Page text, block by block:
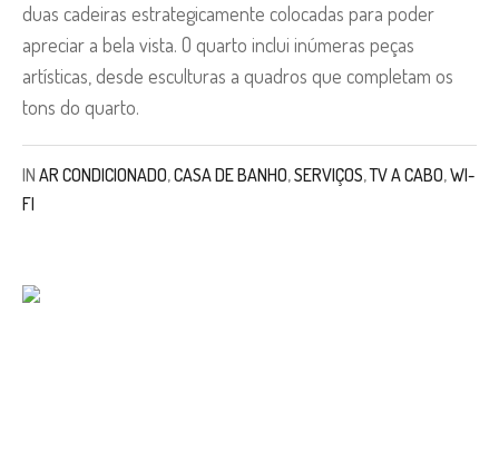
duas cadeiras estrategicamente colocadas para poder
apreciar a bela vista. O quarto inclui inúmeras peças
artísticas, desde esculturas a quadros que completam os
tons do quarto.
IN AR CONDICIONADO,CASA DE BANHO,SERVIÇOS,TV A CABO,WI-
FI